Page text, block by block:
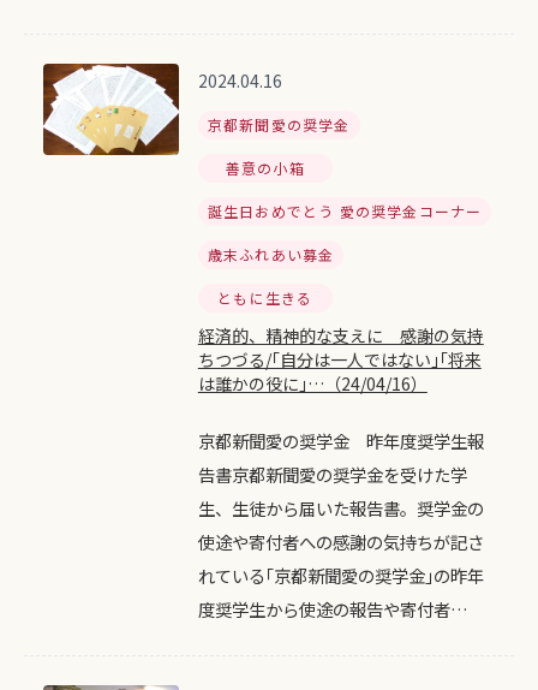
2024.04.16
京都新聞愛の奨学金
善意の小箱
誕生日おめでとう 愛の奨学金コーナー
歳末ふれあい募金
ともに生きる
経済的、精神的な支えに 感謝の気持
ちつづる/｢自分は一人ではない｣｢将来
は誰かの役に｣…（24/04/16）
京都新聞愛の奨学金 昨年度奨学生報
告書京都新聞愛の奨学金を受けた学
生、生徒から届いた報告書。奨学金の
使途や寄付者への感謝の気持ちが記さ
れている｢京都新聞愛の奨学金｣の昨年
度奨学生から使途の報告や寄付者…